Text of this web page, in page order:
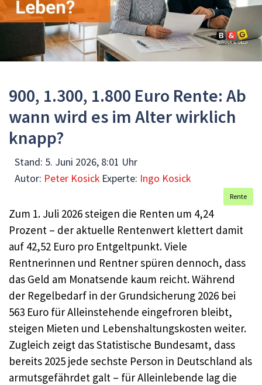
900, 1.300, 1.800 Euro Rente: Ab
wann wird es im Alter wirklich
knapp?
Stand: 5. Juni 2026, 8:01 Uhr
Autor: Peter Kosick Experte: Ingo Kosick
Rente
Zum 1. Juli 2026 steigen die Renten um 4,24
Prozent – der aktuelle Rentenwert klettert damit
auf 42,52 Euro pro Entgeltpunkt. Viele
Rentnerinnen und Rentner spüren dennoch, dass
das Geld am Monatsende kaum reicht. Während
der Regelbedarf in der Grundsicherung 2026 bei
563 Euro für Alleinstehende eingefroren bleibt,
steigen Mieten und Lebenshaltungskosten weiter.
Zugleich zeigt das Statistische Bundesamt, dass
bereits 2025 jede sechste Person in Deutschland als
armutsgefährdet galt – für Alleinlebende lag die